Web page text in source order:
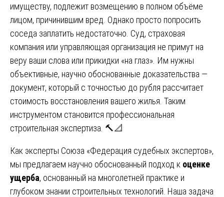
имуществу, подлежит возмещению в полном объёме
лицом, причинившим вред. Однако просто попросить
соседа заплатить недостаточно. Суд, страховая
компания или управляющая организация не примут на
веру ваши слова или прикидки «на глаз». Им нужны
объективные, научно обоснованные доказательства —
документ, который с точностью до рубля рассчитает
стоимость восстановления вашего жилья. Таким
инструментом становится профессиональная
строительная экспертиза. 🔨📐
Как эксперты Союза «Федерация судебных экспертов»,
мы предлагаем научно обоснованный подход к оценке
ущерба, основанный на многолетней практике и
глубоком знании строительных технологий. Наша задача